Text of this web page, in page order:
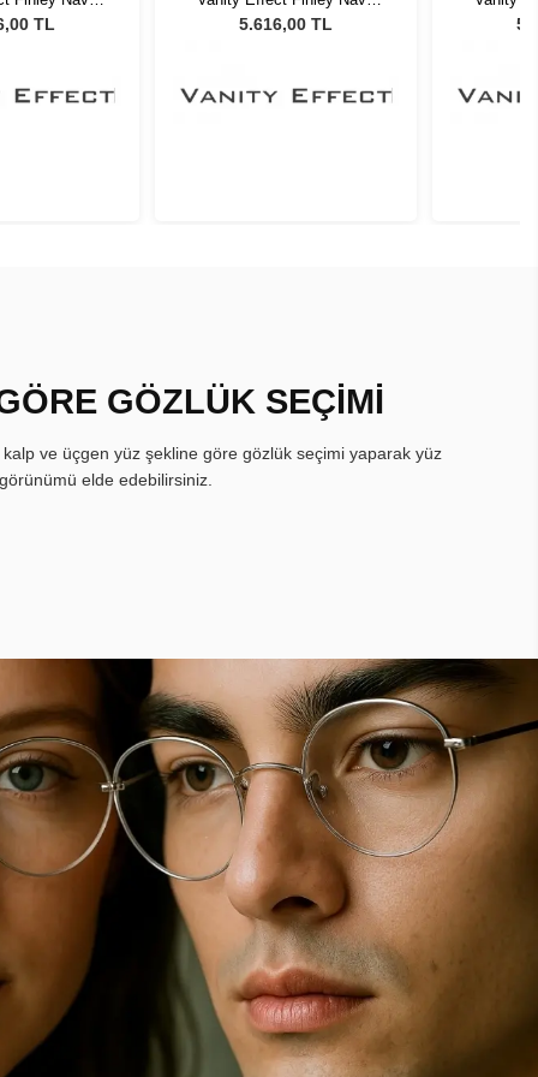
Gözlüğü
TL
Unisex Güneş Gözlüğü
5.616,00 TL
GÖZLÜK SEÇİMİ
ve üçgen yüz şekline göre gözlük seçimi yaparak yüz
elde edebilirsiniz.